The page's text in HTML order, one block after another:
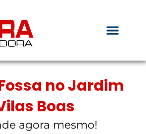
no Jardim
Boas
agora mesmo!